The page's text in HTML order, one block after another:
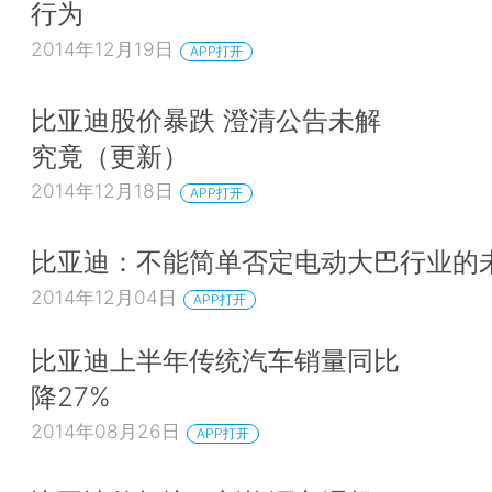
行为
2014年12月19日 APP打开
比亚迪股价暴跌 澄清公告未解
究竟（更新）
2014年12月18日 APP打开
比亚迪：不能简单否定电动大巴行业的
2014年12月04日 APP打开
比亚迪上半年传统汽车销量同比
降27%
2014年08月26日 APP打开